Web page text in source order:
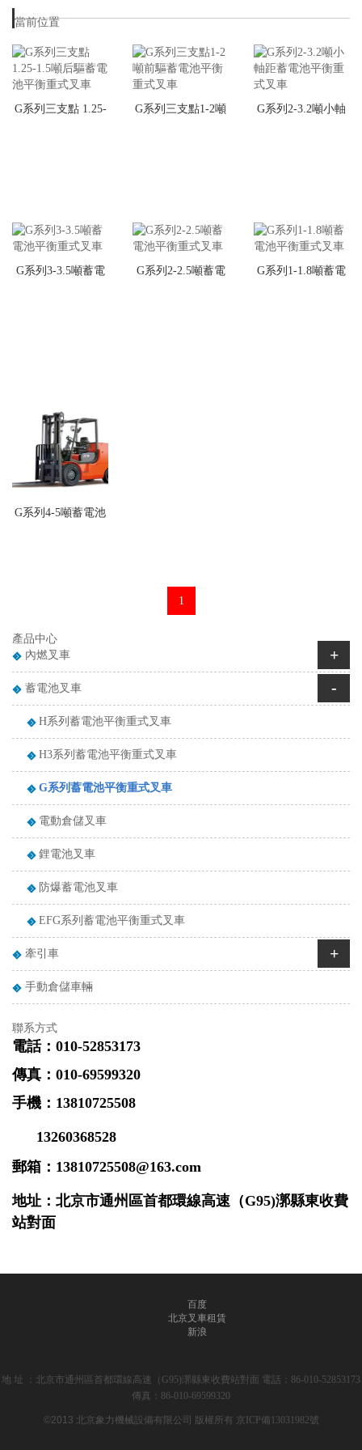
當前位置
首頁>產品中心 蓄電池叉車>G系列蓄電池平衡重式叉車
G系列三支點 1.25- G系列三支點1-2噸 G系列2-3.2噸小軸
G系列3-3.5噸蓄電 G系列2-2.5噸蓄電 G系列1-1.8噸蓄電
G系列4-5噸蓄電池
1
產品中心
內燃叉車
+
蓄電池叉車 -
H系列蓄電池平衡重式叉車
H3系列蓄電池平衡重式叉車
G系列蓄電池平衡重式叉車
電動倉儲叉車
鋰電池叉車
防爆蓄電池叉車
EFG系列蓄電池平衡重式叉車
牽引車 +
手動倉儲車輛
聯系方式
電話：010-52853173
傳真：010-69599320
手機：13810725508
13260368528
郵箱： 13810725508@163.com
地址：北京市通州區首都環線高速（G95)漷縣東收費
站對面
百度
北京叉車租賃
新浪
地 址 ：北京市通州區首都環線高速（G95)漷縣東收費站對面 電話：86-010-52853173
傳真：86-010-69599320
©2013 北京象力機械設備有限公司 版權所有 京ICP備13031982號